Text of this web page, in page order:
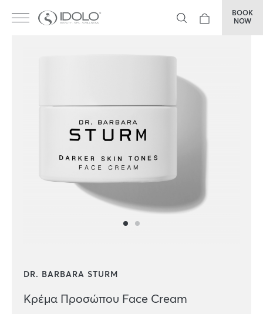
BOOK
NOW
DR. BARBARA STURM
Κρέμα Προσώπου Face Cream